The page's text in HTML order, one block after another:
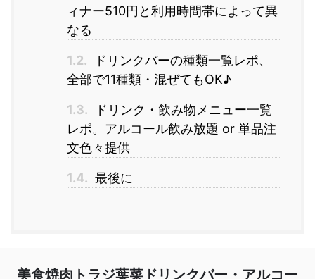
ィナー510円と利用時間帯によって異
なる
1.2.
ドリンクバーの種類一覧レポ、
全部で11種類・混ぜてもOK♪
1.3.
ドリンク・飲み物メニュー一覧
レポ。アルコール飲み放題 or 単品注
文色々提供
1.4. 最後に
美食焼肉トラジ葉菜ドリンクバー・アルコー